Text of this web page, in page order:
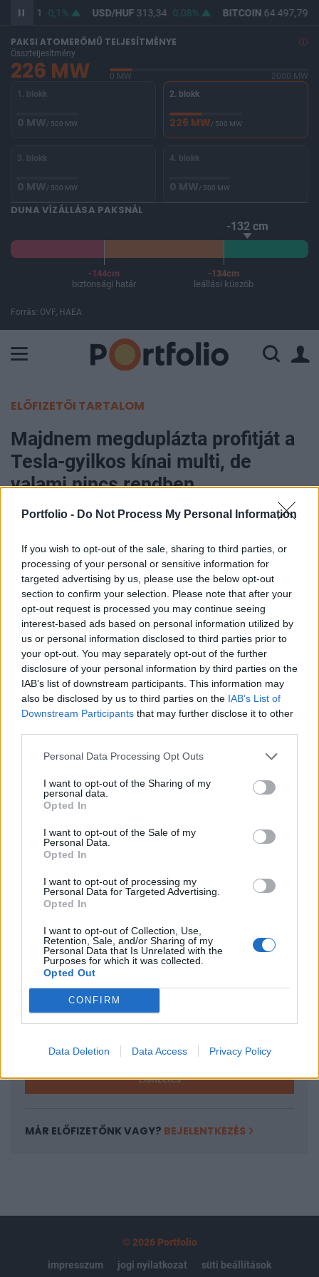
Portfolio - Do Not Process My Personal Information
If you wish to opt-out of the sale, sharing to third parties, or
processing of your personal or sensitive information for
targeted advertising by us, please use the below opt-out
section to confirm your selection. Please note that after your
opt-out request is processed you may continue seeing
interest-based ads based on personal information utilized by
us or personal information disclosed to third parties prior to
your opt-out. You may separately opt-out of the further
disclosure of your personal information by third parties on the
IAB’s list of downstream participants. This information may
also be disclosed by us to third parties on the IAB’s List of
Downstream Participants that may further disclose it to other
Personal Data Processing Opt Outs
I want to opt-out of the Sharing of my
personal data.
Opted In
I want to opt-out of the Sale of my
Personal Data.
Opted In
I want to opt-out of processing my
Personal Data for Targeted Advertising.
Opted In
I want to opt-out of Collection, Use,
Retention, Sale, and/or Sharing of my
Personal Data that Is Unrelated with the
Purposes for which it was collected.
Opted Out
CONFIRM
Data Deletion Data Access Privacy Policy
362,11 0,1% USD/HUF313,34 0,08% BITCOIN64 497,79
PAKSI ATOMERŐMŰ TELJESÍTMÉNYE
Összteljesítmény
226 MW 0 MW
2000 MW
1. blokk
0 MW/ 500 MW
2. blokk
226 MW/ 500 MW
3. blokk
0 MW/ 500 MW
4. blokk
0 MW/ 500 MW
DUNA VÍZÁLLÁSA PAKSNÁL
-132 cm
-144cm
biztonsági határ
-134cm
leállási küszöb
Forrás: OVF, HAEA
ELŐFIZETŐI TARTALOM
Majdnem megduplázta profitját a
Tesla-gyilkos kínai multi, de
valami nincs rendben
Portfolio
Az értékesítés növekedésének és a
költségcsökkentési intézkedéseknek
köszönhetően közel megduplázódott a
Magyarországon terjeszkedő BYD profitja 2023-
ban - derült a ki a cég által publikált előzetes
számokból. Az elemzők viszont nem
maradéktalanul elégedettek, hiszen az előzetes
számok alapján a tavalyi év utolsó három hónapja
gyengébbre sikerült a vártnál.
Portfolio Investment Day 2024Mibe fektessünk 2024-ben?
ingatlan lesz a nyerő? Szakértőink minden kérdésre választ
adnak. Ha fontos önnek, hogy megtakarításai optimális
konferenciánkon!Információ és jelentkezés A kínai
elektromosautó-gyártó BYD 29 és 31 milliárd jüan...
KEDVES OLVASÓNK!
A keresett cikk a portfolio.hu hírarchívumához
tartozik, melynek olvasása előfizetéses
regisztrációhoz kötött.
Az előfizetés a következőket tartalmazza:
Portfolio.hu teljes cikkarchívum
Kötéslisták: BÉT elmúlt 2 év napon belüli
Előfizetés
MÁR ELŐFIZETŐNK VAGY? BEJELENTKEZÉS
© 2026 Portfolio
impresszum
jogi nyilatkozat süti beállítások